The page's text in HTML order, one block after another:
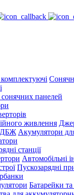
панелей
Акумулятори
станції
Автомобільні
Пускозарядні
Батарейки